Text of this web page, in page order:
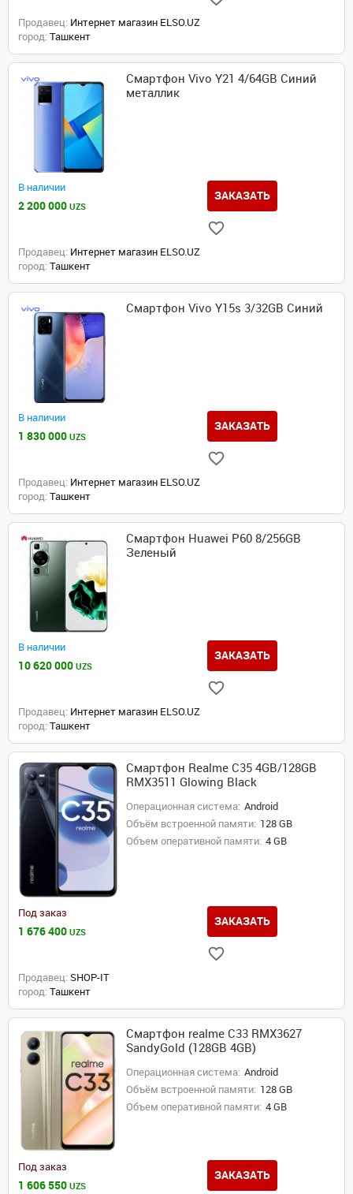
Продавец: Интернет магазин ELSO.UZ
город: Ташкент
Смартфон Vivo Y21 4/64GB Cиний
металлик
В наличии
2 200 000 UZS
ЗАКАЗАТЬ
Продавец: Интернет магазин ELSO.UZ
город: Ташкент
Смартфон Vivo Y15s 3/32GB Синий
В наличии
1 830 000 UZS
ЗАКАЗАТЬ
Продавец: Интернет магазин ELSO.UZ
город: Ташкент
Смартфон Huawei P60 8/256GB
Зеленый
В наличии
10 620 000 UZS
ЗАКАЗАТЬ
Продавец: Интернет магазин ELSO.UZ
город: Ташкент
Смартфон Realme C35 4GB/128GB
RMX3511 Glowing Black
Операционная система: Android
Объём встроенной памяти: 128 GB
Объем оперативной памяти: 4 GB
Под заказ
1 676 400 UZS
ЗАКАЗАТЬ
Продавец: SHOP-IT
город: Ташкент
Смартфон realme C33 RMX3627
SandyGold (128GB 4GB)
Операционная система: Android
Объём встроенной памяти: 128 GB
Объем оперативной памяти: 4 GB
Под заказ
1 606 550 UZS
ЗАКАЗАТЬ